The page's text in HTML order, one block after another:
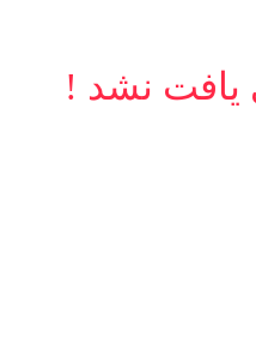
یافت نشد !